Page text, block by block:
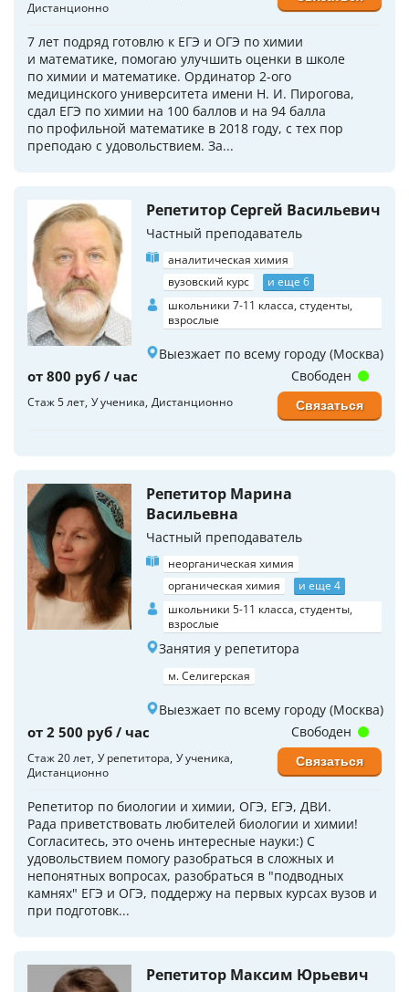
Дистанционно
7 лет подряд готовлю к ЕГЭ и ОГЭ по химии
и математике, помогаю улучшить оценки в школе
по химии и математике. Ординатор 2-ого
медицинского университета имени Н. И. Пирогова,
сдал ЕГЭ по химии на 100 баллов и на 94 балла
по профильной математике в 2018 году, с тех пор
преподаю с удовольствием. За...
Репетитор Сергей Васильевич
Частный преподаватель
аналитическая химия
вузовский курс
и еще 6
школьники 7-11 класса, студенты,
взрослые
Выезжает по всему городу (Москва)
от 800 руб / час
Стаж 5 лет У ученика Дистанционно
Свободен
Связаться
Репетитор Марина
Васильевна
Частный преподаватель
неорганическая химия
органическая химия
и еще 4
школьники 5-11 класса, студенты,
взрослые
Занятия у репетитора
м. Селигерская
Выезжает по всему городу (Москва)
от 2 500 руб / час
Стаж 20 лет У репетитора У ученика
Дистанционно
Репетитор по биологии и химии, ОГЭ, ЕГЭ, ДВИ.
Рада приветствовать любителей биологии и химии!
Согласитесь, это очень интересные науки:) С
удовольствием помогу разобраться в сложных и
непонятных вопросах, разобраться в "подводных
камнях" ЕГЭ и ОГЭ, поддержу на первых курсах вузов и
при подготовк...
Свободен
Связаться
Репетитор Максим Юрьевич